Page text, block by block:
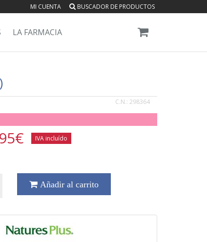
MI CUENTA BUSCADOR DE PRODUCTOS
LA FARMACIA
C.N.: 298364
€ IVA incluído
Añadir al carrito